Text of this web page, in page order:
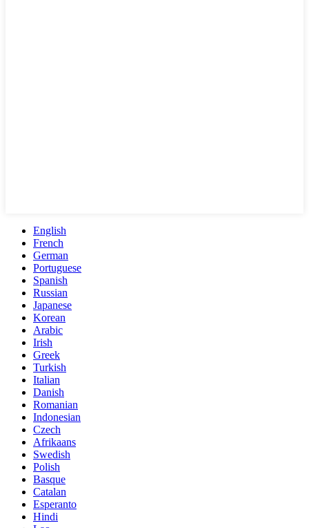
English
French
German
Portuguese
Spanish
Russian
Japanese
Korean
Arabic
Irish
Greek
Turkish
Italian
Danish
Romanian
Indonesian
Czech
Afrikaans
Swedish
Polish
Basque
Catalan
Esperanto
Hindi